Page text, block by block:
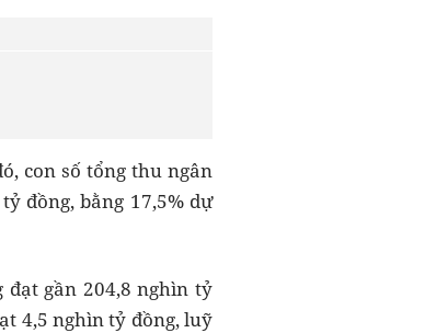
con số tổng thu ngân
đồng, bằng 17,5% dự
gần 204,8 nghìn tỷ
4,5 nghìn tỷ đồng, luỹ